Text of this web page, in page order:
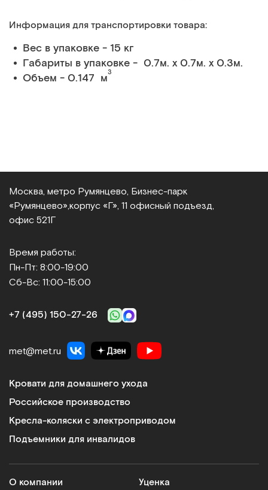
Информация для транспортировки товара:
Вес в упаковке - 15 кг
Габариты в упаковке - 0.7м. x 0.7м. x 0.3м.
Объем - 0.147 м3
Москва, метро Румянцево, Бизнес‑парк
«Румянцево», корпус «Г», 11 офисный подъезд,
офис 521Г
Время работы:
Пн-Пт: 8:00-19:00
Сб-Вс: 11:00-15:00
+7 (495) 150‑27‑26
met@met.ru
Кровати для домашнего ухода
Российское производство
Кресла-коляски с электроприводом
Подъемники для инвалидов
О компании
Уценка